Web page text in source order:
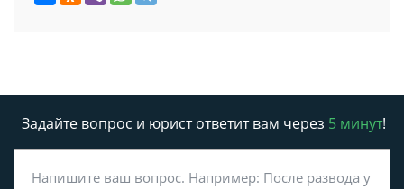
Задайте вопрос и юрист ответит вам через 5 минут!